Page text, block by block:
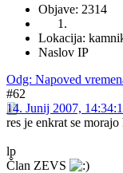
Objave: 2314
Lokacija:
Naslov IP
Odg: Napoved
#62
14. Junij 2007,
res je enkrat se
lp
Član ZEVS